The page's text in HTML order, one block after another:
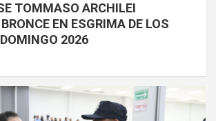
TOMMASO ARCHILEI
EN ESGRIMA DE LOS
2026